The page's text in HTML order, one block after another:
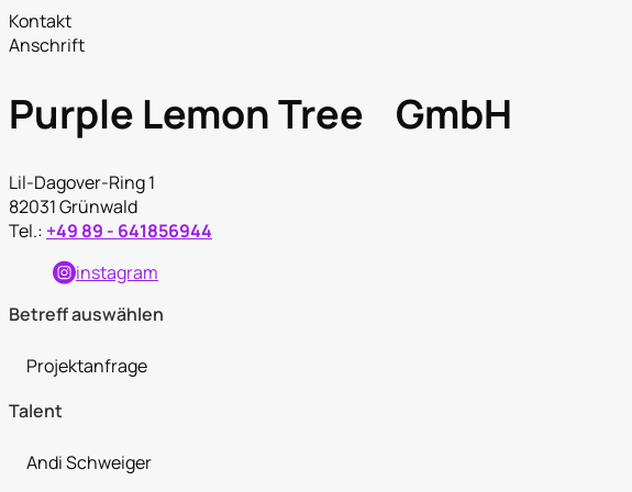
Kontakt
Anschrift
Purple Lemon Tree GmbH
Lil-Dagover-Ring 1
82031 Grünwald
Tel.: +49 89 - 641856944
instagram
Betreff auswählen
Projektanfrage
Talent
Andi Schweiger